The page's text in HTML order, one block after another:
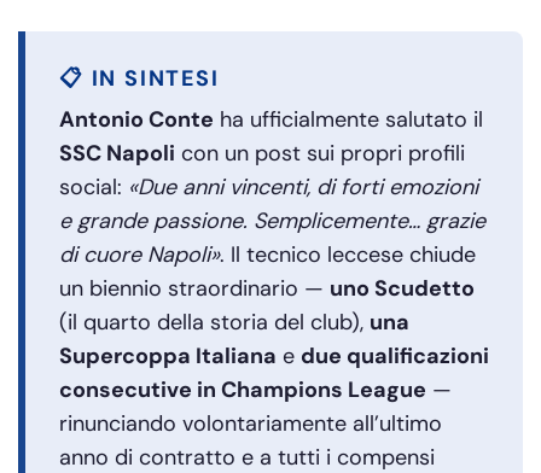
📋 IN SINTESI
Antonio Conte ha ufficialmente salutato il
SSC Napoli con un post sui propri profili
social: «Due anni vincenti, di forti emozioni
e grande passione. Semplicemente… grazie
di cuore Napoli». Il tecnico leccese chiude
un biennio straordinario — uno Scudetto
(il quarto della storia del club), una
Supercoppa Italiana e due qualificazioni
consecutive in Champions League —
rinunciando volontariamente all’ultimo
anno di contratto e a tutti i compensi